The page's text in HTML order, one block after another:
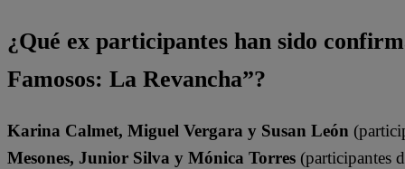
¿Qué ex participantes han sido
Famosos: La Revancha”?
Karina Calmet, Miguel Vergara y Susan León
Mesones, Junior Silva y Mónica Torres (participantes